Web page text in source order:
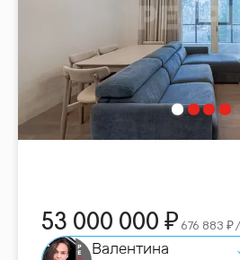
Звоните и записывайтесь на
53 000 000 676 883
Валентина